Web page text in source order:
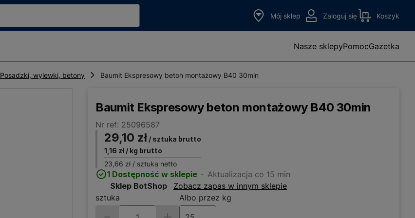
Mój sklep Zaloguj się Koszyk
Nasze sklepyPomocGazetka
Posadzki, wylewki, betony Baumit Ekspresowy beton montażowy B40 30min
Baumit Ekspresowy beton montażowy B40 30min
Nr ref: 25096587
29,10 zł / sztuka brutto
1,16 zł / kg brutto
23,66 zł / sztuka netto
1 Dostępność w sklepie
Aktualizacja co 15 min
Sklep BotShop
Zobacz zapas w innym sklepie
sztuka
Albo przez kg